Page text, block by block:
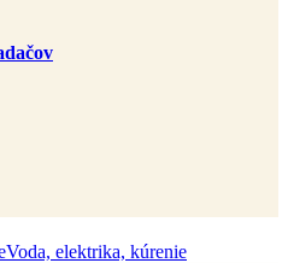
Voda, elektrika, kúrenie